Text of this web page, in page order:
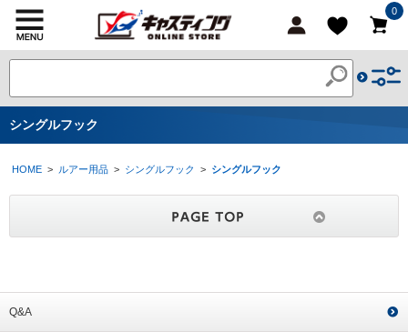
0
シングルフック
HOME > ルアー用品 > シングルフック > シングルフック
Q&A